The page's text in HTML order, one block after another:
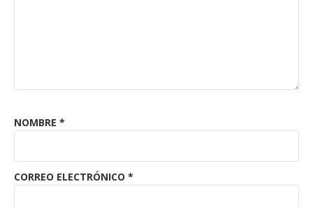
NOMBRE *
CORREO ELECTRÓNICO *